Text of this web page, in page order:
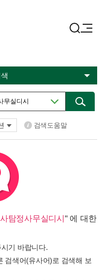
검색도움말
탐정사무실디시" 에 대한
기 바랍니다.
검색어(유사어)로 검색해 보